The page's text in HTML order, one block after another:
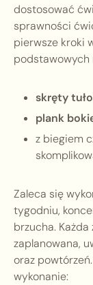
dostosować
sprawności
pierwsze kroki
podstawowych
skręty
plank
z biegiem
Zaleca się
tygodniu,
brzucha.
zaplanowana,
oraz
wykonanie: